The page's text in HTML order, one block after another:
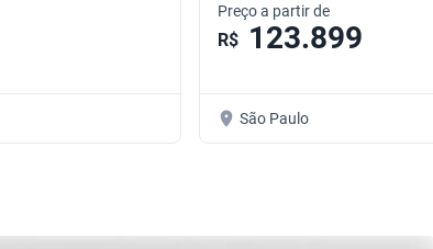
Preço a partir de
R$ 123.899
São Paulo